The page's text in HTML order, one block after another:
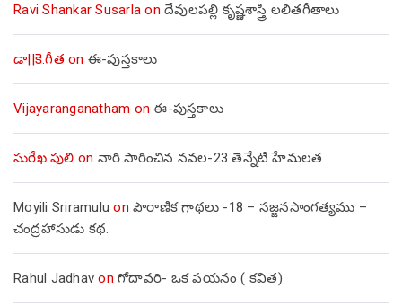
Ravi Shankar Susarla on దేవులపల్లి కృష్ణశాస్త్రి లలితగీతాలు
డా||కె.గీత on ఈ-పుస్తకాలు
Vijayaranganatham onఈ-పుస్తకాలు
సురేఖ పులి on నారి సారించిన నవల-23 తెన్నేటి హేమలత
Moyili Sriramulu on పౌరాణిక గాథలు -18 – సజ్జనసాంగత్యము –
చంద్రహాసుడు కథ.
Rahul Jadhav on గోదావరి- ఒక పయనం ( కవిత)